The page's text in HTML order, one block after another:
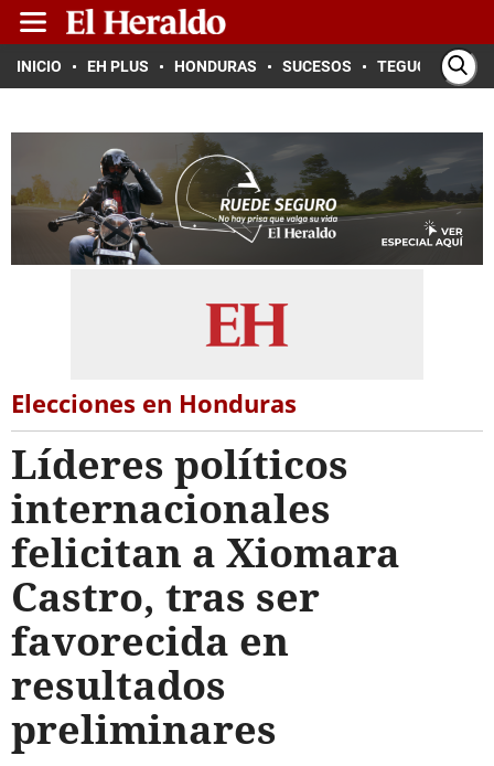
INICIO EH PLUS HONDURAS SUCESOS TEGUCIGALPA
Elecciones en Honduras
Líderes políticos
internacionales
felicitan a Xiomara
Castro, tras ser
favorecida en
resultados
preliminares